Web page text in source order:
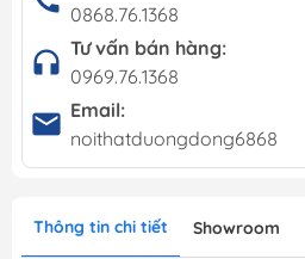
0868.76.1368
Tư vấn bán hàng:
0969.76.1368
Email:
noithatduongdong6868
Thông tin chi tiết Showroom